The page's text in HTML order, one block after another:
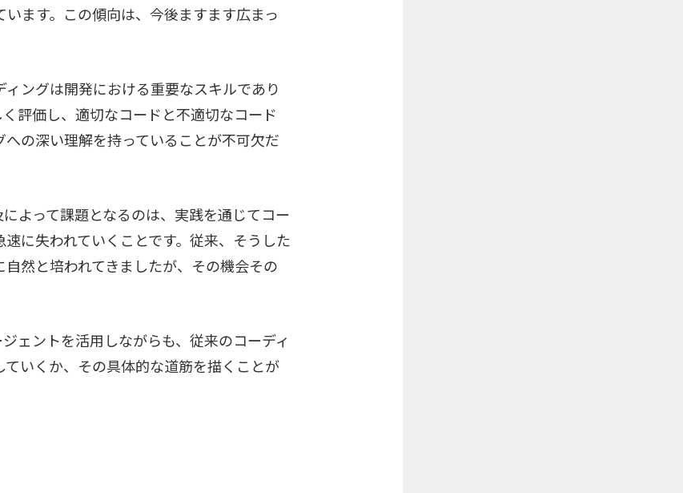
ます。この傾向は、今後ますます広まっ
ングは開発における重要なスキルであり
評価し、適切なコードと不適切なコード
の深い理解を持っていることが不可欠だ
よって課題となるのは、実践を通じてコー
に失われていくことです。従来、そうした
然と培われてきましたが、その機会その
ェントを活用しながらも、従来のコーディ
いくか、その具体的な道筋を描くことが